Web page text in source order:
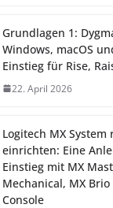
Grundlagen 1:
Windows, macOS
Einstieg für Rise,
22. April 2026
Logitech MX System
einrichten: Eine
Einstieg mit MX
Mechanical, MX
Console